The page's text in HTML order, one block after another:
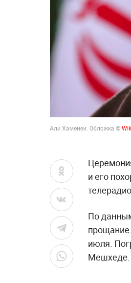
Али Хаменеи. Обложка ©
и его
По
июля.
Мешхеде.